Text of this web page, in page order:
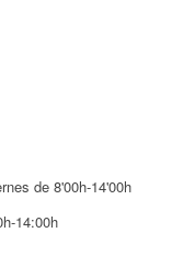
de 8'00h-14'00h
14:00h